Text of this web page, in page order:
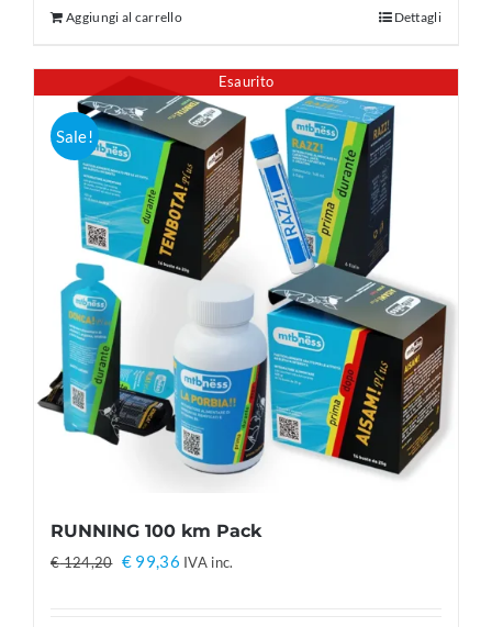
Aggiungi al carrello Dettagli
Esaurito
Sale!
RUNNING 100 km Pack
€124,20 Il
€ 99,36IlIVA inc.